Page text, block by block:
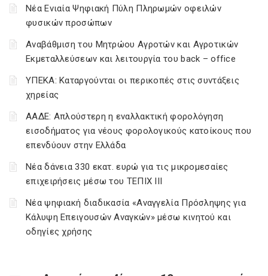
Νέα Ενιαία Ψηφιακή Πύλη Πληρωμών οφειλών
φυσικών προσώπων
Αναβάθμιση του Μητρώου Αγροτών και Αγροτικών
Εκμεταλλεύσεων και λειτουργία του back – office
ΥΠΕΚΑ: Καταργούνται οι περικοπές στις συντάξεις
χηρείας
ΑΑΔΕ: Απλούστερη η εναλλακτική φορολόγηση
εισοδήματος για νέους φορολογικούς κατοίκους που
επενδύουν στην Ελλάδα
Νέα δάνεια 330 εκατ. ευρώ για τις μικρομεσαίες
επιχειρήσεις μέσω του ΤΕΠΙΧ ΙΙΙ
Νέα ψηφιακή διαδικασία «Αναγγελία Πρόσληψης για
Κάλυψη Επειγουσών Αναγκών» μέσω κινητού και
οδηγίες χρήσης